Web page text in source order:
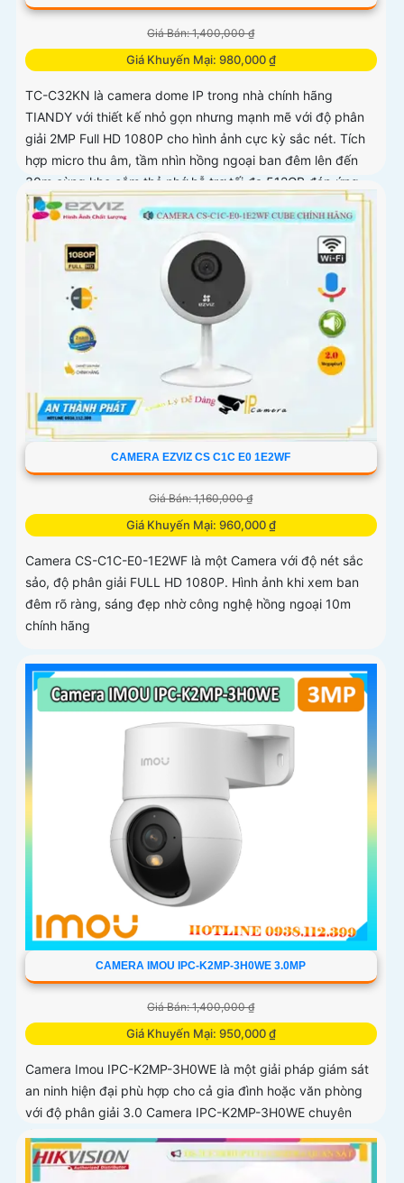
Giá Bán: 1,400,000 ₫
Giá Khuyến Mại: 980,000 ₫
TC-C32KN là camera dome IP trong nhà chính hãng
TIANDY với thiết kế nhỏ gọn nhưng mạnh mẽ với độ phân
giải 2MP Full HD 1080P cho hình ảnh cực kỳ sắc nét. Tích
hợp micro thu âm, tầm nhìn hồng ngoại ban đêm lên đến
30m cùng khe cắm thẻ nhớ hỗ trợ tối đa 512GB đáp ứng
hoàn hảo nhu cầu giám sát liên tục
CAMERA EZVIZ CS C1C E0 1E2WF
Giá Bán: 1,160,000 ₫
Giá Khuyến Mại: 960,000 ₫
Camera CS-C1C-E0-1E2WF là một Camera với độ nét sắc
sảo, độ phân giải FULL HD 1080P. Hình ảnh khi xem ban
đêm rõ ràng, sáng đẹp nhờ công nghệ hồng ngoại 10m
chính hãng
CAMERA IMOU IPC-K2MP-3H0WE 3.0MP
Giá Bán: 1,400,000 ₫
Giá Khuyến Mại: 950,000 ₫
Camera Imou IPC-K2MP-3H0WE là một giải pháp giám sát
an ninh hiện đại phù hợp cho cả gia đình hoặc văn phòng
với độ phân giải 3.0 Camera IPC-K2MP-3H0WE chuyên
dụng với thuật toán AI deep learning phân biệt người &
phương tiện